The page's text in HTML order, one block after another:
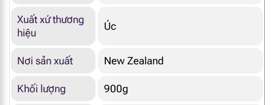
Xuất xứ thương
hiệu
Úc
Nơi sản xuất New Zealand
Khối lượng 900g